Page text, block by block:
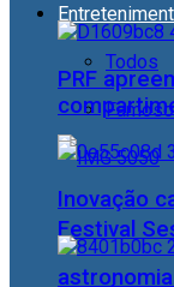
Todos
Festival
PRF
Inovação